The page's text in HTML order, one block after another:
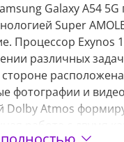
Galaxy A54
Super
Процессор Exynos
различных
фотографии и
Dolby Atmos
работа с двумя